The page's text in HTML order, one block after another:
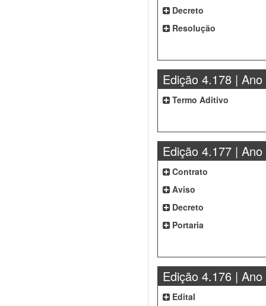
Decreto
Resolução
Edição 4.178 | Ano
Termo Aditivo
Edição 4.177 | Ano
Contrato
Aviso
Decreto
Portaria
Edição 4.176 | Ano
Edital